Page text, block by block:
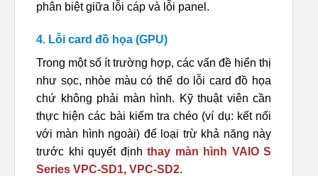
phân biệt giữa lỗi cáp và lỗi panel.
4. Lỗi card đồ họa (GPU)
Trong một số ít trường hợp, các vấn đề hiển thị
như sọc, nhòe màu có thể do lỗi card đồ họa
chứ không phải màn hình. Kỹ thuật viên cần
thực hiện các bài kiểm tra chéo (ví dụ: kết nối
với màn hình ngoài) để loại trừ khả năng này
trước khi quyết định thay màn hình VAIO S
Series VPC-SD1, VPC-SD2.